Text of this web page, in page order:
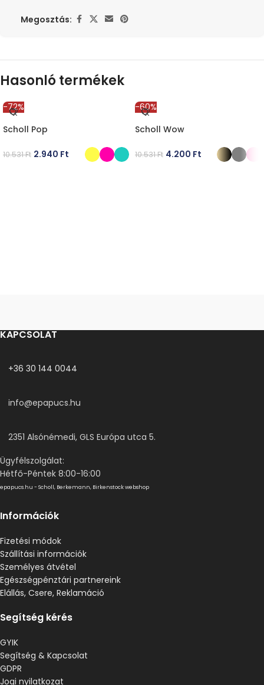
Megosztás:
Hasonló termékek
-72%
Scholl Pop
10.531Ft 2.940 Ft
-60%
Scholl Wow
10.531Ft 4.200 Ft
KAPCSOLAT
+36 30 144 0044
info@epapucs.hu
2351 Alsónémedi, GLS Európa utca 5.
Ügyfélszolgálat:
Hétfő-Péntek 8:00-16:00
epapucs.hu - Scholl, Berkemann, Birkenstock webshop
Információk
Fizetési módok
Szállítási információk
Személyes átvétel
Egészségpénztári partnereink
Elállás, Csere, Reklamáció
Segítség kérés
GYIK
Segítség & Kapcsolat
GDPR
Jogi nyilatkozat